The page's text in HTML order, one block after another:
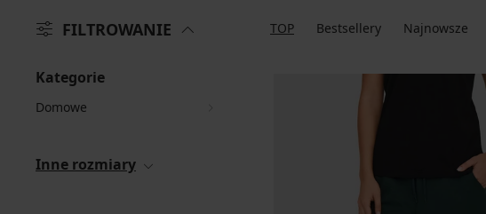
FILTROWANIE TOP Bestsellery Najnowsze
Kategorie
Domowe
Inne rozmiary